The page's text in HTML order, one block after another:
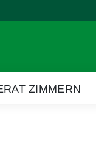
ZIMMERN